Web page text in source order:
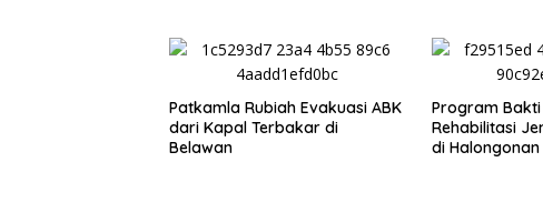
Patkamla Rubiah Evakuasi ABK
dari Kapal Terbakar di
Belawan
Program
Rehabilitasi
di